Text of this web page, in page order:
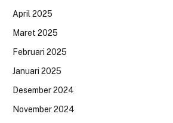
April 2025
Maret 2025
Februari 2025
Januari 2025
Desember 2024
November 2024